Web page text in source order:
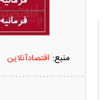
منبع: اقتصادآنلاین